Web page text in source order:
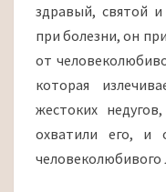
здравый, святой
при болезни, он
от
которая
жестоких
охватили его, и
человеколюбивого